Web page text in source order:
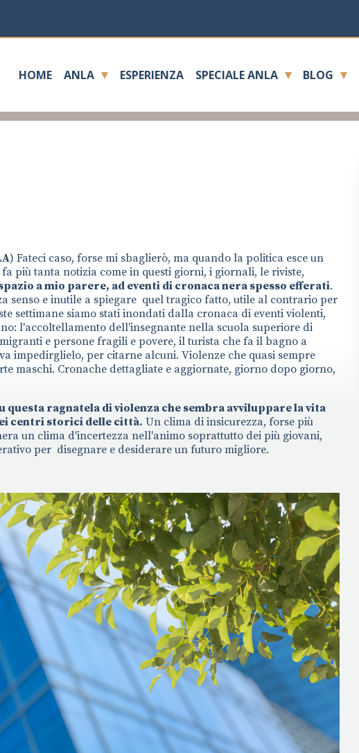
HOME ANLA ESPERIENZA SPECIALE ANLA BLOG
) Fateci caso, forse mi sbaglierò, ma quando la politica esce un
più tanta notizia come in questi giorni, i giornali, le riviste,
a mio parere, ad eventi di cronaca nera spesso efferati.
senso e inutile a spiegare quel tragico fatto, utile al contrario per
settimane siamo stati inondati dalla cronaca di eventi violenti,
l'accoltellamento dell'insegnante nella scuola superiore di
e persone fragili e povere, il turista che fa il bagno a
impedirglielo, per citarne alcuni. Violenze che quasi sempre
maschi. Cronache dettagliate e aggiornate, giorno dopo giorno,
ragnatela di violenza che sembra avviluppare la vita
centri storici delle città. Un clima di insicurezza, forse più
un clima d'incertezza nell'animo soprattutto dei più giovani,
per disegnare e desiderare un futuro migliore.